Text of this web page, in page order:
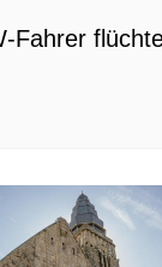
Fahrer